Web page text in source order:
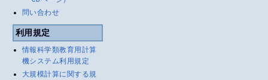
問い合わせ
利用規定
情報科学類教育用計算
機システム利用規定
大規模計算に関する規